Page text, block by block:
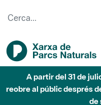
A partir del 31 de
reobre al públic després
de